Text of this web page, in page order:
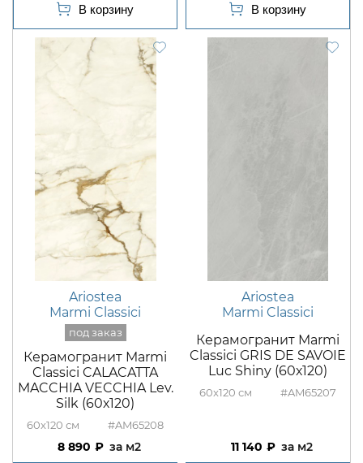
Ariostea
Marmi Classici
Керамогранит Marmi
Classici CALACATTA
MACCHIA VECCHIA Lev.
Silk (60х120)
60x120 #AM65208
8 890 м2
Ariostea
Marmi Classici
Керамогранит Marmi
Classici GRIS DE SAVOIE
Luc Shiny (60х120)
60x120 #AM65207
11 140 м2